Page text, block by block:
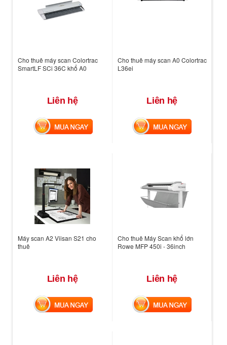
Cho thuê máy scan Colortrac
SmartLF SCi 36C khổ A0
Liên hệ
MUA NGAY
Cho thuê máy scan A0 Colortrac
L36ei
Liên hệ
MUA NGAY
Máy scan A2 Viisan S21 cho
thuê
Liên hệ
MUA NGAY
Cho thuê Máy Scan khổ lớn
Rowe MFP 450i - 36inch
Liên hệ
MUA NGAY